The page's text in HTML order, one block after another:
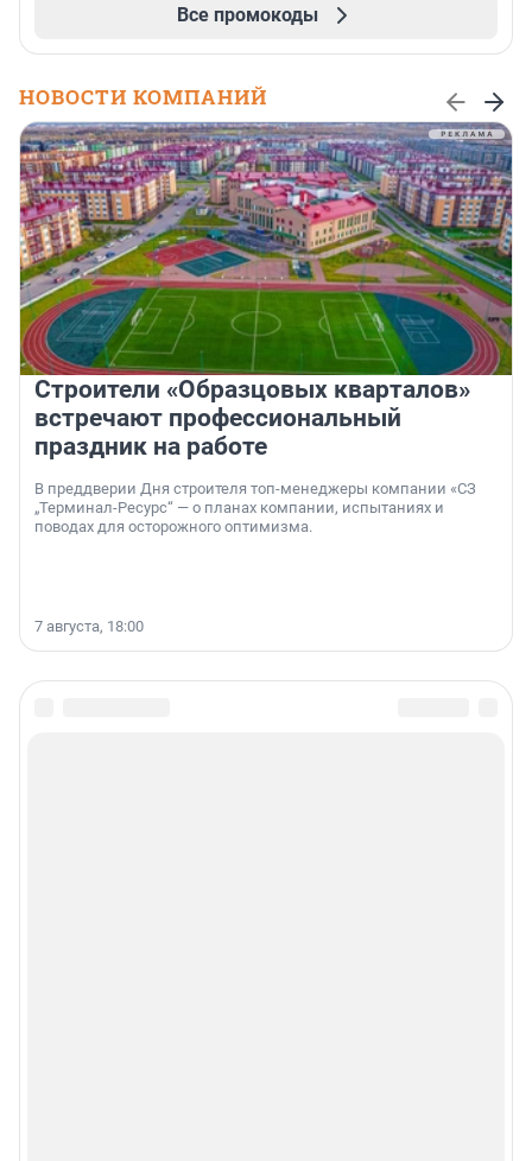
Все промокоды
НОВОСТИ КОМПАНИЙ
Строители «Образцовых кварталов»
встречают профессиональный
праздник на работе
В преддверии Дня строителя топ-менеджеры компании «СЗ
„Терминал-Ресурс“ — о планах компании, испытаниях и
поводах для осторожного оптимизма.
7 августа, 18:00